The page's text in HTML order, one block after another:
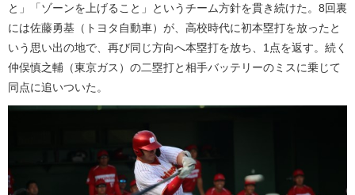
と」「ゾーンを上げること」というチーム方針を貫き続けた。8回裏
には佐藤勇基（トヨタ自動車）が、高校時代に初本塁打を放ったと
いう思い出の地で、再び同じ方向へ本塁打を放ち、1点を返す。続く
仲俣慎之輔（東京ガス）の二塁打と相手バッテリーのミスに乗じて
同点に追いついた。